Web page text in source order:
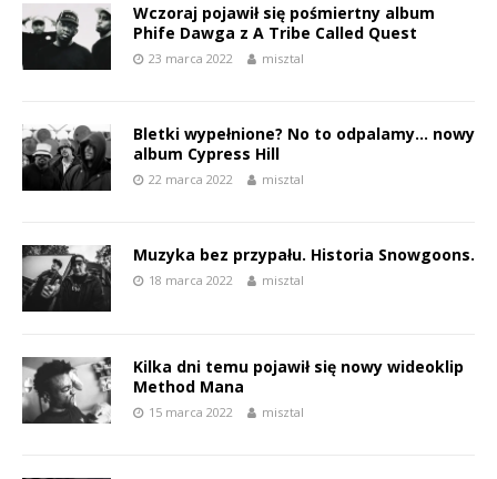
Wczoraj pojawił się pośmiertny album
Phife Dawga z A Tribe Called Quest
23 marca 2022 misztal
Bletki wypełnione? No to odpalamy… nowy
album Cypress Hill
22 marca 2022 misztal
Muzyka bez przypału. Historia Snowgoons.
18 marca 2022 misztal
Kilka dni temu pojawił się nowy wideoklip
Method Mana
15 marca 2022 misztal